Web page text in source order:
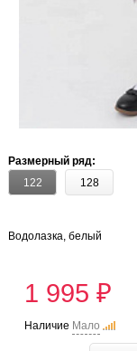
Размерный ряд:
122
128
Водолазка, белый
1 995 ₽
Наличие Мало